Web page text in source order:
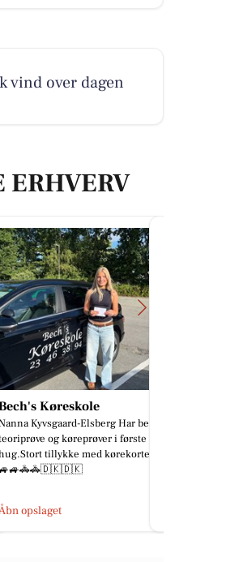
vind over dagen
ERHVERV
Sæby
DIT DRØMMEHJEM I SÆBY
🤩 Forestil dig et hjem,
er skabt præcis, som du ønsker
– omgivet af natur og med m...
opslaget